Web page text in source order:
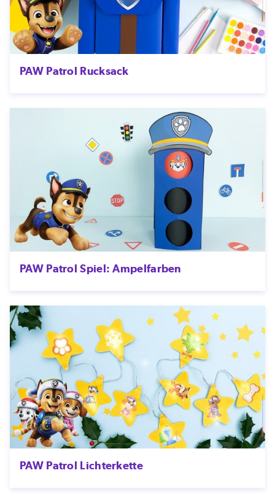
PAW Patrol Rucksack
PAW Patrol Spiel: Ampelfarben
PAW Patrol Lichterkette